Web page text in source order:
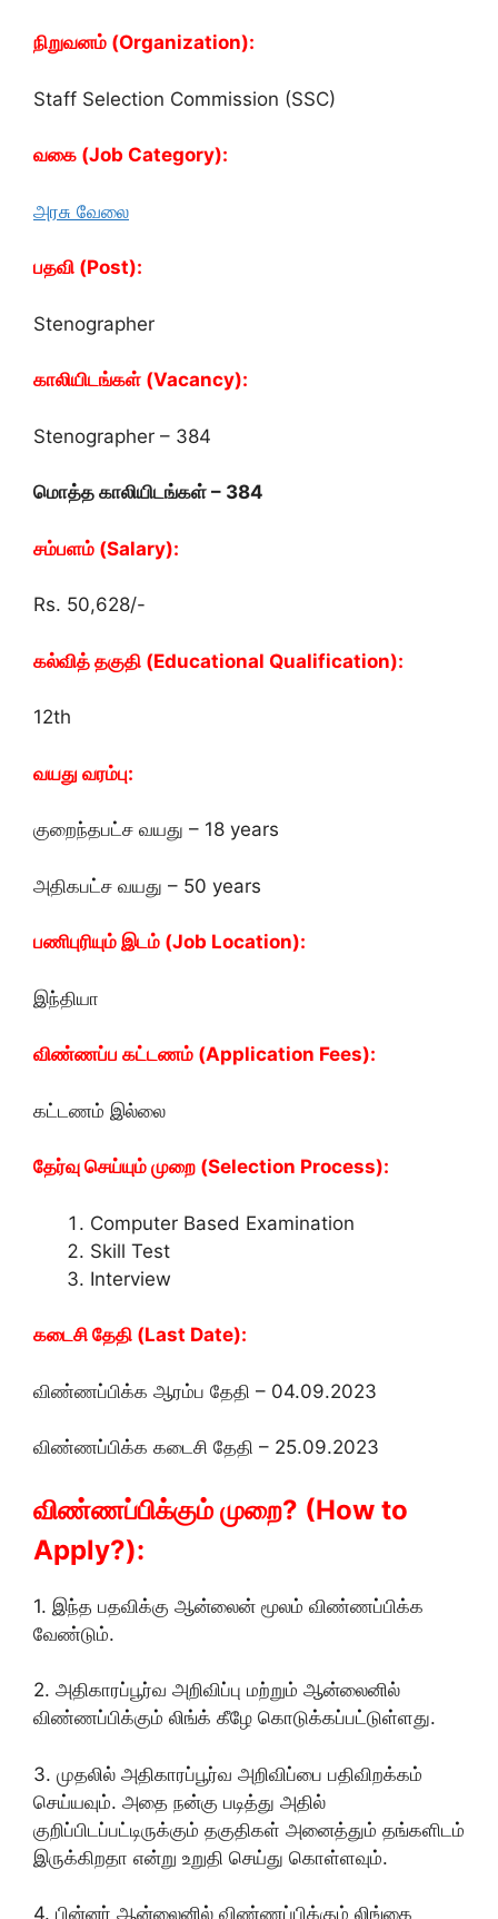
நிறுவனம் (Organization):
Staff Selection Commission (SSC)
வகை (Job Category):
அரசு வேலை
பதவி (Post):
Stenographer
காலியிடங்கள் (Vacancy):
Stenographer – 384
மொத்த காலியிடங்கள் – 384
சம்பளம் (Salary):
Rs. 50,628/-
கல்வித் தகுதி (Educational Qualification):
12th
வயது வரம்பு:
குறைந்தபட்ச வயது – 18 years
அதிகபட்ச வயது – 50 years
பணிபுரியும் இடம் (Job Location):
இந்தியா
விண்ணப்ப கட்டணம் (Application Fees):
கட்டணம் இல்லை
தேர்வு செய்யும் முறை (Selection Process):
Computer Based Examination
Skill Test
Interview
கடைசி தேதி (Last Date):
விண்ணப்பிக்க ஆரம்ப தேதி – 04.09.2023
விண்ணப்பிக்க கடைசி தேதி – 25.09.2023
விண்ணப்பிக்கும் முறை? (How to
Apply?):
1. இந்த பதவிக்கு ஆன்லைன் மூலம் விண்ணப்பிக்க
வேண்டும்.
2. அதிகாரப்பூர்வ அறிவிப்பு மற்றும் ஆன்லைனில்
விண்ணப்பிக்கும் லிங்க் கீழே கொடுக்கப்பட்டுள்ளது.
3. முதலில் அதிகாரப்பூர்வ அறிவிப்பை பதிவிறக்கம்
செய்யவும். அதை நன்கு படித்து அதில்
குறிப்பிடப்பட்டிருக்கும் தகுதிகள் அனைத்தும் தங்களிடம்
இருக்கிறதா என்று உறுதி செய்து கொள்ளவும்.
4. பின்னர் ஆன்லைனில் விண்ணப்பிக்கும் லிங்கை